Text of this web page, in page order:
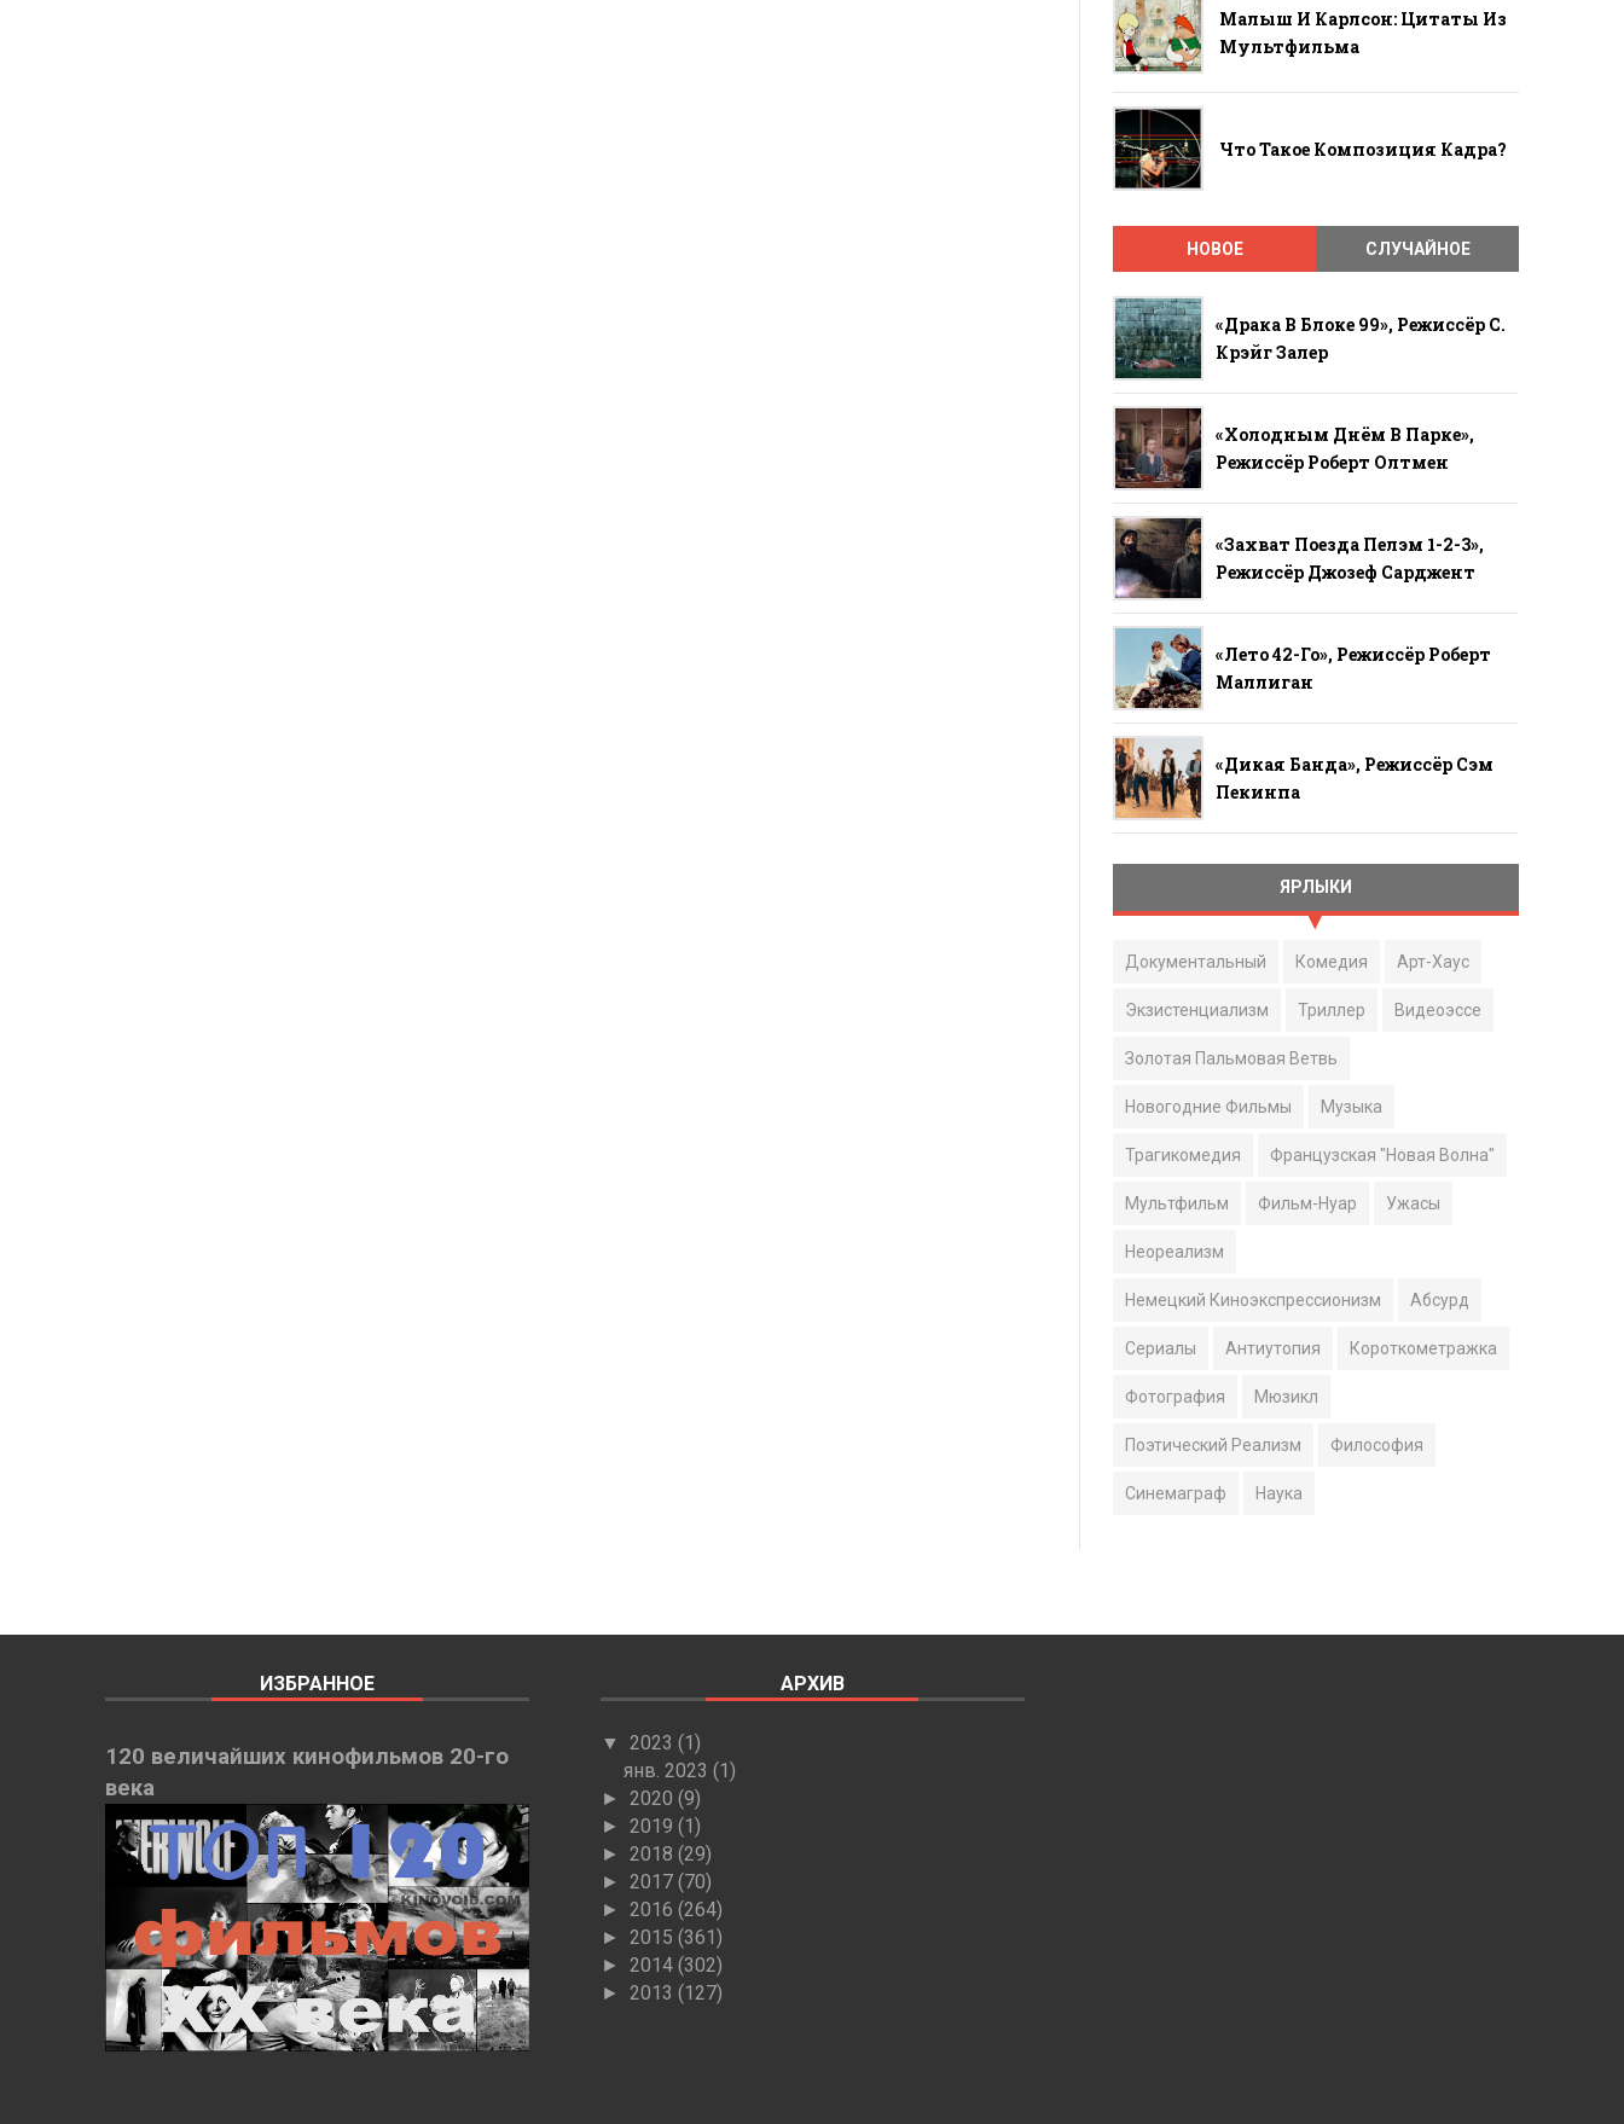
Малыш И Карлсон: Цитаты Из
Мультфильма
Что Такое Композиция Кадра?
НОВОЕ СЛУЧАЙНОЕ
«Драка В Блоке 99», Режиссёр С.
Крэйг Залер
«Холодным Днём В Парке»,
Режиссёр Роберт Олтмен
«Захват Поезда Пелэм 1-2-3»,
Режиссёр Джозеф Сарджент
«Лето 42-Го», Режиссёр Роберт
Маллиган
«Дикая Банда», Режиссёр Сэм
Пекинпа
ЯРЛЫКИ
Документальный Комедия Арт-Хаус
Экзистенциализм Триллер Видеоэссе
Золотая Пальмовая Ветвь
Новогодние Фильмы Музыка
Трагикомедия Французская "Новая Волна"
Мультфильм Фильм-Нуар Ужасы
Неореализм
Немецкий Киноэкспрессионизм Абсурд
Сериалы Антиутопия Короткометражка
Фотография Мюзикл
Поэтический Реализм Философия
Синемаграф Наука
ИЗБРАННОЕ
120 величайших кинофильмов 20-го
века
АРХИВ
▼ 2023 (1)
янв. 2023 (1)
► 2020 (9)
► 2019 (1)
► 2018 (29)
► 2017 (70)
► 2016 (264)
► 2015 (361)
► 2014 (302)
► 2013 (127)